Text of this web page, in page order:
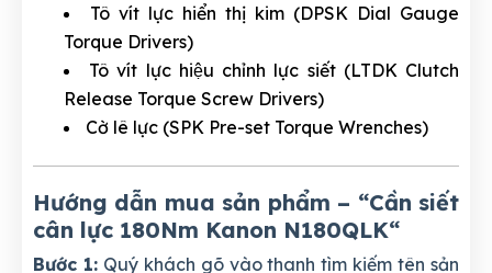
Tô vít lực hiển thị kim (DPSK Dial Gauge
Torque Drivers)
Tô vít lực hiệu chỉnh lực siết (LTDK Clutch
Release Torque Screw Drivers)
Cờ lê lực (SPK Pre-set Torque Wrenches)
Hướng dẫn mua sản phẩm – “Cần siết
cân lực 180Nm Kanon N180QLK“
Bước 1:Quý khách gõ vào thanh tìm kiếm tên sản